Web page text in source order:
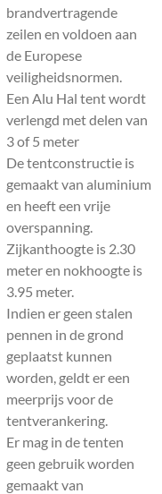
brandvertragende
zeilen en voldoen aan
de Europese
veiligheidsnormen.
Een Alu Hal tent wordt
verlengd met delen van
3 of 5 meter
De tentconstructie is
gemaakt van aluminium
en heeft een vrije
overspanning.
Zijkanthoogte is 2.30
meter en nokhoogte is
3.95 meter.
Indien er geen stalen
pennen in de grond
geplaatst kunnen
worden, geldt er een
meerprijs voor de
tentverankering.
Er mag in de tenten
geen gebruik worden
gemaakt van